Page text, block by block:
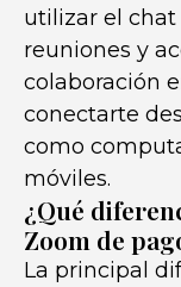
utilizar el
reuniones y
colaboración
conectarte
como
móviles.
¿Qué
Zoom de
La principal